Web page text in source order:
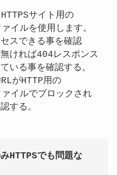
サイト用の
ルを使用します。
スできる事を確認
ければ404レスポンス
いる事を確認する。
がHTTP用の
ルでブロックされ
する。
HTTPSでも問題な